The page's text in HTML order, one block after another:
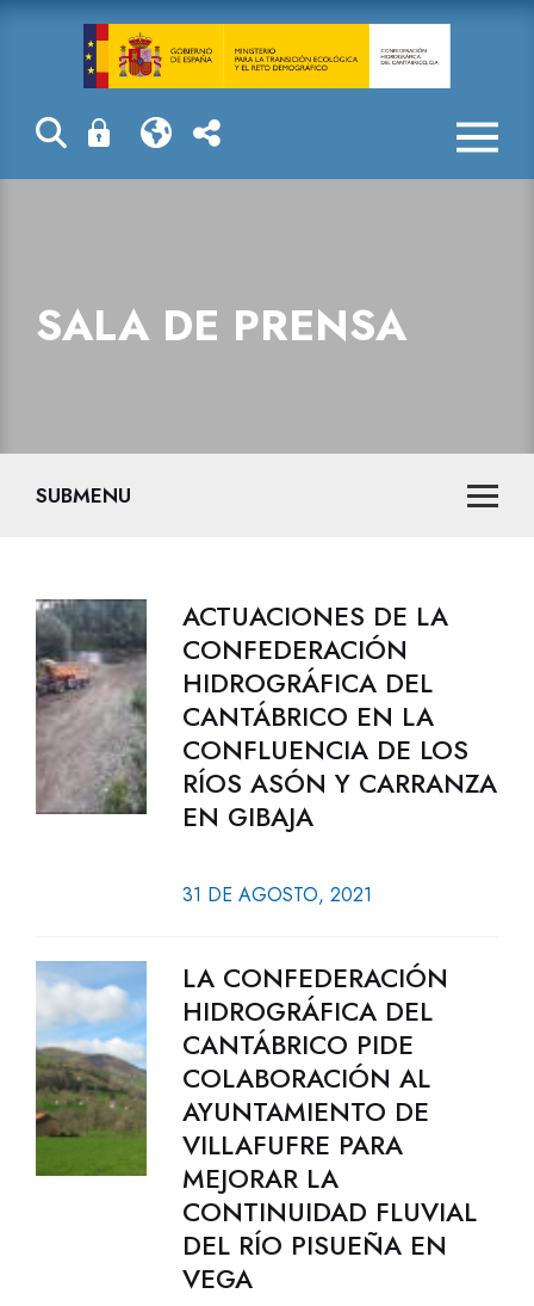
Sala de prensa
SALA DE PRENSA
SUBMENU
ACTUACIONES DE LA
CONFEDERACIÓN
HIDROGRÁFICA DEL
CANTÁBRICO EN LA
CONFLUENCIA DE LOS
RÍOS ASÓN Y CARRANZA
EN GIBAJA
31 DE AGOSTO, 2021
LA CONFEDERACIÓN
HIDROGRÁFICA DEL
CANTÁBRICO PIDE
COLABORACIÓN AL
AYUNTAMIENTO DE
VILLAFUFRE PARA
MEJORAR LA
CONTINUIDAD FLUVIAL
DEL RÍO PISUEÑA EN
VEGA